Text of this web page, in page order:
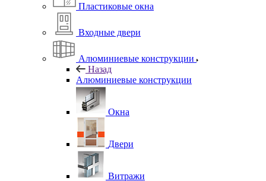
Пластиковые окна
Входные двери
Алюминиевые конструкции
Назад
Алюминиевые конструкции
Окна
Двери
Витражи